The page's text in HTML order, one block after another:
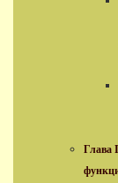
Глава